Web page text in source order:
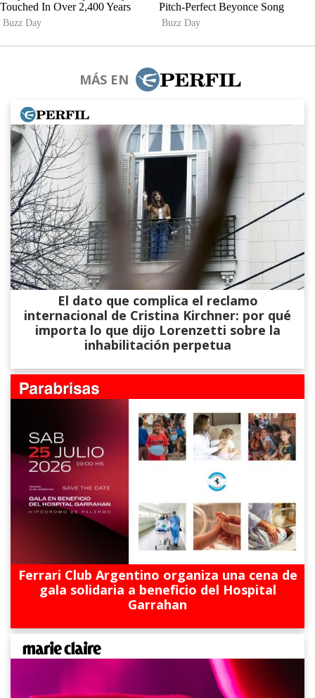
MÁS EN
El dato que complica el reclamo
internacional de Cristina Kirchner: por qué
importa lo que dijo Lorenzetti sobre la
inhabilitación perpetua
Ferrari Club Argentino organiza una cena de
gala solidaria a beneficio del Hospital
Garrahan